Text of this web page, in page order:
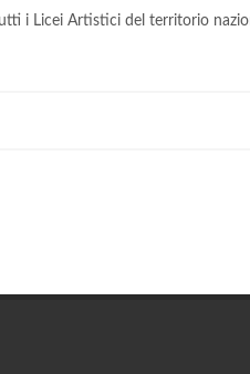
i Licei Artistici del territorio